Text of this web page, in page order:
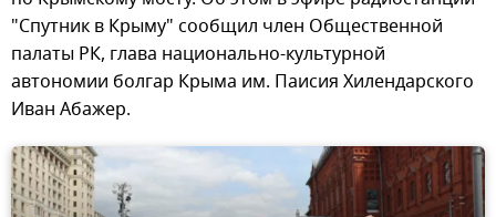
"Спутник в Крыму" сообщил член Общественной
палаты РК, глава национально-культурной
автономии болгар Крыма им. Паисия Хилендарского
Иван Абажер.